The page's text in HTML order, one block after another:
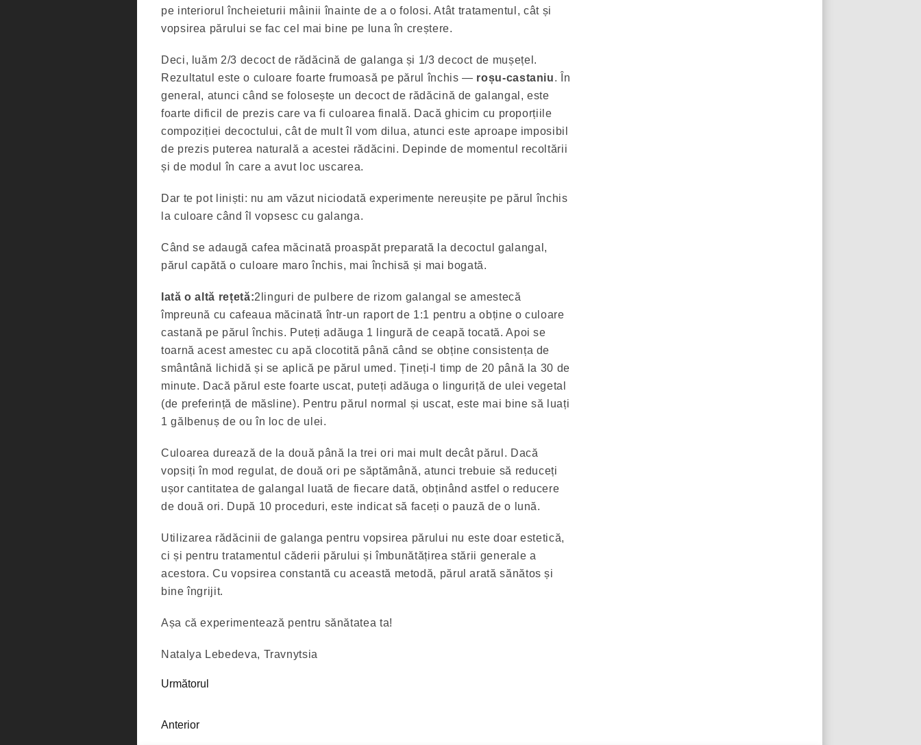
pe interiorul încheieturii mâinii înainte de a o folosi. Atât tratamentul, cât și
vopsirea părului se fac cel mai bine pe luna în creștere.
Deci, luăm 2/3 decoct de rădăcină de galanga și 1/3 decoct de mușețel.
Rezultatul este o culoare foarte frumoasă pe părul închis — roșu-castaniu. În
general, atunci când se folosește un decoct de rădăcină de galangal, este
foarte dificil de prezis care va fi culoarea finală. Dacă ghicim cu proporțiile
compoziției decoctului, cât de mult îl vom dilua, atunci este aproape imposibil
de prezis puterea naturală a acestei rădăcini. Depinde de momentul recoltării
și de modul în care a avut loc uscarea.
Dar te pot liniști: nu am văzut niciodată experimente nereușite pe părul închis
la culoare când îl vopsesc cu galanga.
Când se adaugă cafea măcinată proaspăt preparată la decoctul galangal,
părul capătă o culoare maro închis, mai închisă și mai bogată.
Iată o altă rețetă:2linguri de pulbere de rizom galangal se amestecă
împreună cu cafeaua măcinată într-un raport de 1:1 pentru a obține o culoare
castană pe părul închis. Puteți adăuga 1 lingură de ceapă tocată. Apoi se
toarnă acest amestec cu apă clocotită până când se obține consistența de
smântână lichidă și se aplică pe părul umed. Țineți-l timp de 20 până la 30 de
minute. Dacă părul este foarte uscat, puteți adăuga o linguriță de ulei vegetal
(de preferință de măsline). Pentru părul normal și uscat, este mai bine să luați
1 gălbenuș de ou în loc de ulei.
Culoarea durează de la două până la trei ori mai mult decât părul. Dacă
vopsiți în mod regulat, de două ori pe săptămână, atunci trebuie să reduceți
ușor cantitatea de galangal luată de fiecare dată, obținând astfel o reducere
de două ori. După 10 proceduri, este indicat să faceți o pauză de o lună.
Utilizarea rădăcinii de galanga pentru vopsirea părului nu este doar estetică,
ci și pentru tratamentul căderii părului și îmbunătățirea stării generale a
acestora. Cu vopsirea constantă cu această metodă, părul arată sănătos și
bine îngrijit.
Așa că experimentează pentru sănătatea ta!
Natalya Lebedeva, Travnytsia
Următorul
Anterior